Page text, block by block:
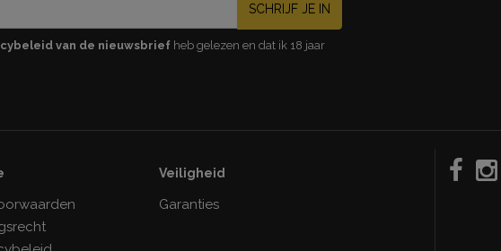
SCHRIJF JE IN
van de nieuwsbriefheb gelezen en dat ik 18 jaar
Veiligheid
Garanties